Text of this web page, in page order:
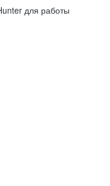
для работы